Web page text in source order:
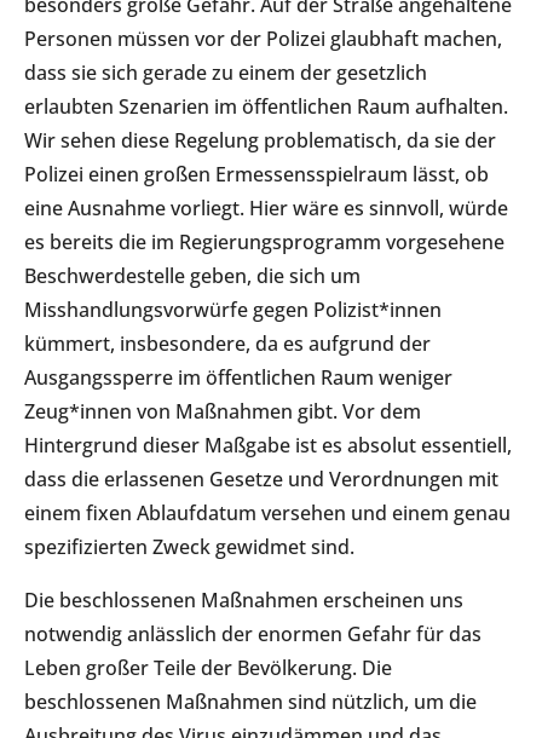
Personen müssen vor der Polizei glaubhaft machen,
dass sie sich gerade zu einem der gesetzlich
erlaubten Szenarien im öffentlichen Raum aufhalten.
Wir sehen diese Regelung problematisch, da sie der
Polizei einen großen Ermessensspielraum lässt, ob
eine Ausnahme vorliegt. Hier wäre es sinnvoll, würde
es bereits die im Regierungsprogramm vorgesehene
Beschwerdestelle geben, die sich um
Misshandlungsvorwürfe gegen Polizist*innen
kümmert, insbesondere, da es aufgrund der
Ausgangssperre im öffentlichen Raum weniger
Zeug*innen von Maßnahmen gibt. Vor dem
Hintergrund dieser Maßgabe ist es absolut essentiell,
dass die erlassenen Gesetze und Verordnungen mit
einem fixen Ablaufdatum versehen und einem genau
spezifizierten Zweck gewidmet sind.
Die beschlossenen Maßnahmen erscheinen uns
notwendig anlässlich der enormen Gefahr für das
Leben großer Teile der Bevölkerung. Die
beschlossenen Maßnahmen sind nützlich, um die